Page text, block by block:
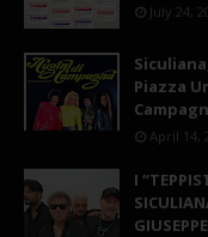
July 24,
Piazza
April 14,
I
GIUSEPPE